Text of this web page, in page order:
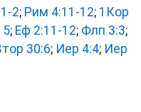
2; Рим 4:11-12; 1Кор
; Еф 2:11-12; Флп 3:3;
30:6; Иер 4:4; Иер